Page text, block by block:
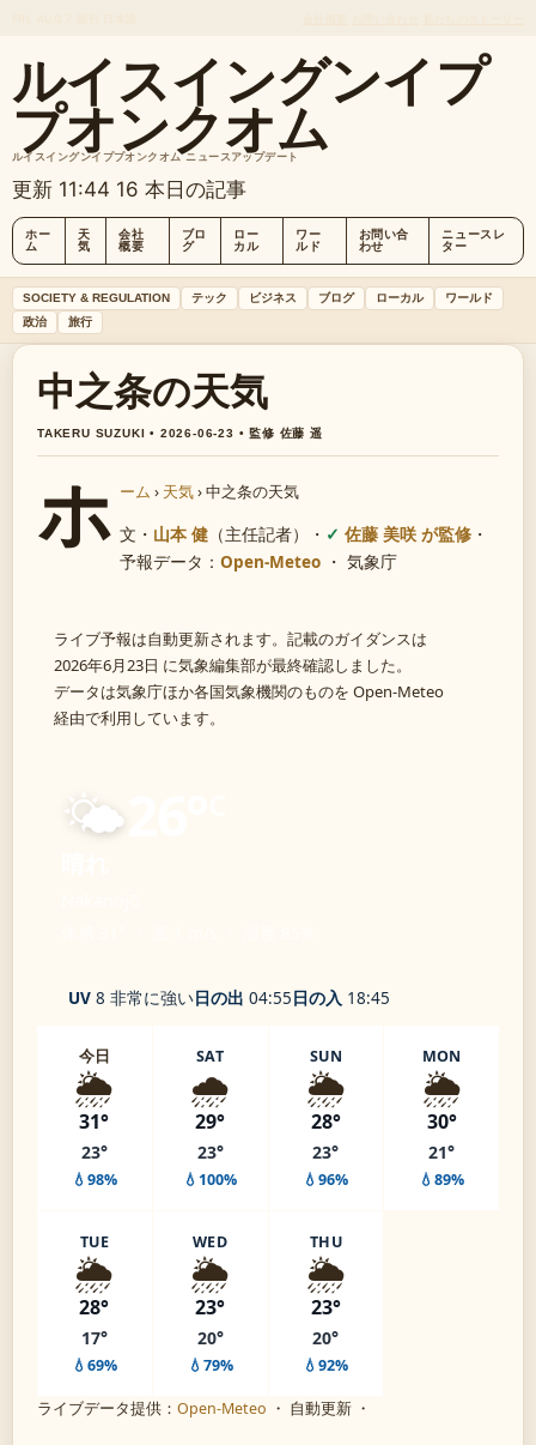
ルイスイングンイプ
プオンクオム
ルイスイングンイププオンクオム ニュースアップデート
更新 11:44 16 本日の記事
ホー
ム
天
気
会社
概要
ブロ
グ
ロー
カル
ワー
ルド
お問い合
わせ
ニュースレ
ター
SOCIETY & REGULATION テック ビジネス ブログ ローカル
ワールド
政治
旅行
中之条の天気
TAKERU SUZUKI • 2026-06-23 • 監修 佐藤 遥
ホ ーム › 天気›中之条の天気
文・ 山本 健 （主任記者） ・ 佐藤 美咲 が監修 ・
予報データ： Open-Meteo ・ 気象庁
ライブ予報は自動更新されます。記載のガイダンスは
2026年6月23日 に気象編集部が最終確認しました。
データは気象庁ほか各国気象機関のものを Open-Meteo
経由で利用しています。
🌤️
UV 8 非常に強い日の出 04:55日の入 18:45
今日
🌦️
31°
23°
💧98%
SAT
🌧️
29°
23°
💧100%
SUN
🌦️
28°
23°
💧96%
MON
🌦️
30°
21°
💧89%
TUE
🌦️
28°
17°
💧69%
WED
🌦️
23°
20°
💧79%
THU
🌦️
23°
20°
💧92%
ライブデータ提供： Open-Meteo ・ 自動更新 ・